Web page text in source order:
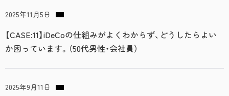
2025年11月5日
【CASE:11】iDeCoの仕組みがよくわからず、どうしたらよい
か困っています。（50代男性・会社員）
2025年9月11日